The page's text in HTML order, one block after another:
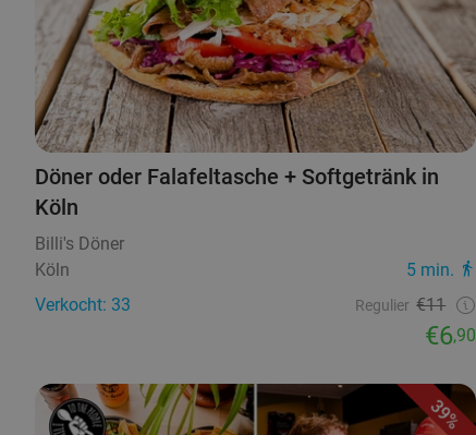
Döner oder Falafeltasche + Softgetränk in
Köln
Billi's Döner
Köln
5 min.
Verkocht: 33
Regulier €11
€6,90
39%